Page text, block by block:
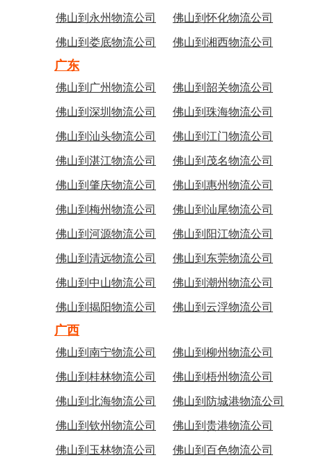
佛山到永州物流公司 佛山到怀化物流公司
佛山到娄底物流公司 佛山到湘西物流公司
广东
佛山到广州物流公司 佛山到韶关物流公司
佛山到深圳物流公司 佛山到珠海物流公司
佛山到汕头物流公司 佛山到江门物流公司
佛山到湛江物流公司 佛山到茂名物流公司
佛山到肇庆物流公司 佛山到惠州物流公司
佛山到梅州物流公司 佛山到汕尾物流公司
佛山到河源物流公司 佛山到阳江物流公司
佛山到清远物流公司 佛山到东莞物流公司
佛山到中山物流公司 佛山到潮州物流公司
佛山到揭阳物流公司 佛山到云浮物流公司
广西
佛山到南宁物流公司 佛山到柳州物流公司
佛山到桂林物流公司 佛山到梧州物流公司
佛山到北海物流公司 佛山到防城港物流公司
佛山到钦州物流公司 佛山到贵港物流公司
佛山到玉林物流公司 佛山到百色物流公司